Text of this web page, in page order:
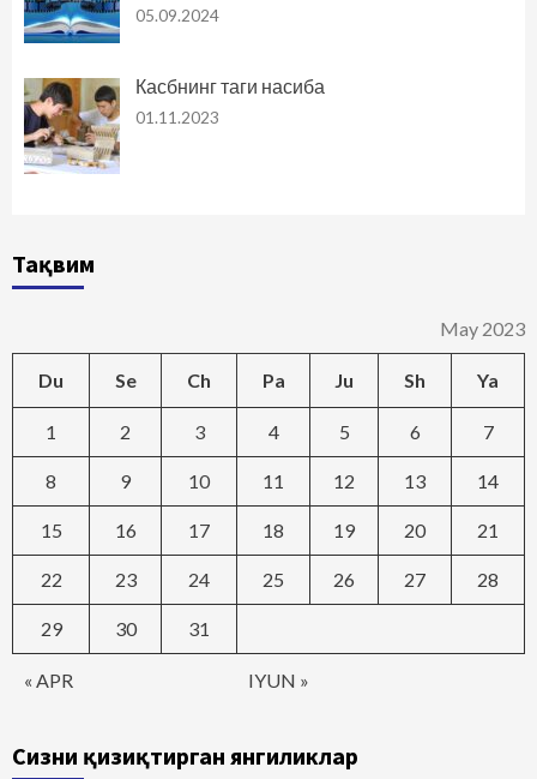
05.09.2024
Касбнинг таги насиба
01.11.2023
Тақвим
May 2023
Du Se Ch Pa Ju Sh Ya
« APR IYUN »
1 2 3 4 5 6 7
8 9 10 11 12 13 14
15 16 17 18 19 20 21
22 23 24 25 26 27 28
29 30 31
Сизни қизиқтирган янгиликлар